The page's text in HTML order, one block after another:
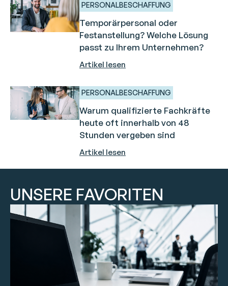
PERSONALBESCHAFFUNG
Temporärpersonal oder
Festanstellung? Welche Lösung
passt zu Ihrem Unternehmen?
Artikel lesen
PERSONALBESCHAFFUNG
Warum qualifizierte Fachkräfte
heute oft innerhalb von 48
Stunden vergeben sind
Artikel lesen
UNSERE FAVORITEN